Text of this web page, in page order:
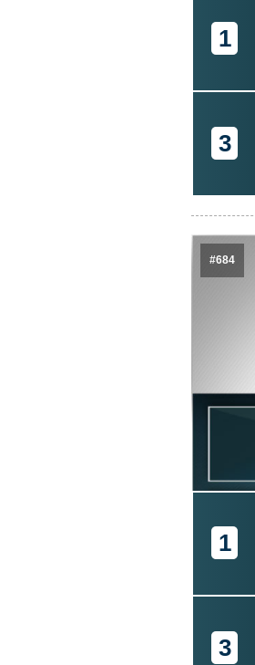
1
3
#684
1
3